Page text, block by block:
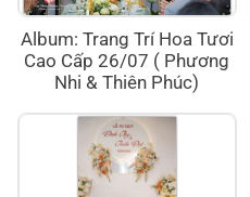
Album: Trang Trí Hoa Tươi
Cao Cấp 26/07 ( Phương
Nhi & Thiên Phúc)